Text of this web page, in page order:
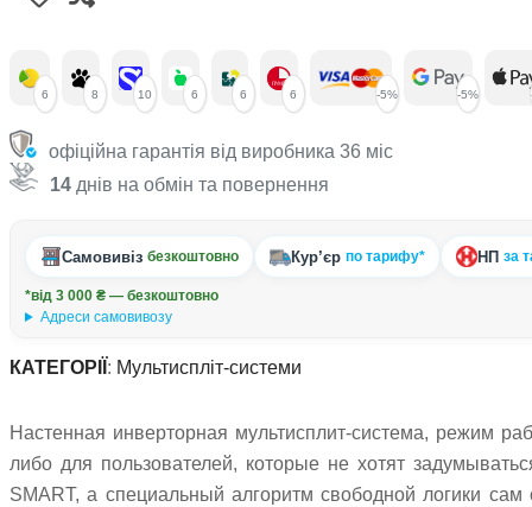
6 8 10 6 6 6 -5% -5%
офіційна гарантія від виробника 36 міс
14 днів на обмін та повернення
Самовивіз безкоштовно Кур’єр по тарифу* НП за
*від 3 000 ₴ — безкоштовно
Адреси самовивозу
КАТЕГОРІЇ : Мультиспліт-системи
Настенная инверторная мультисплит-система, режим
либо для пользователей, которые не хотят
SMART, а специальный алгоритм свободной логики